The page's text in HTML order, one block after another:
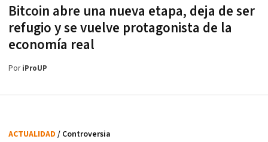
Bitcoin abre una nueva etapa, deja de ser
refugio y se vuelve protagonista de la
economía real
PoriProUP
ACTUALIDAD / Controversia